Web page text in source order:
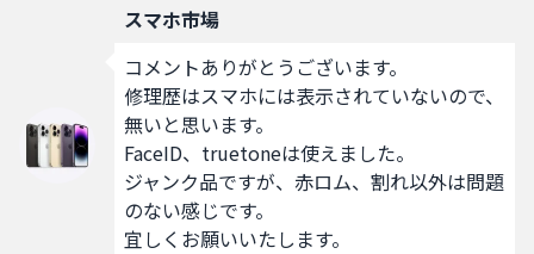
スマホ市場
コメントありがとうございます。
修理歴はスマホには表示されていないので、
無いと思います。
FaceID、truetoneは使えました。
ジャンク品ですが、赤ロム、割れ以外は問題
のない感じです。
宜しくお願いいたします。